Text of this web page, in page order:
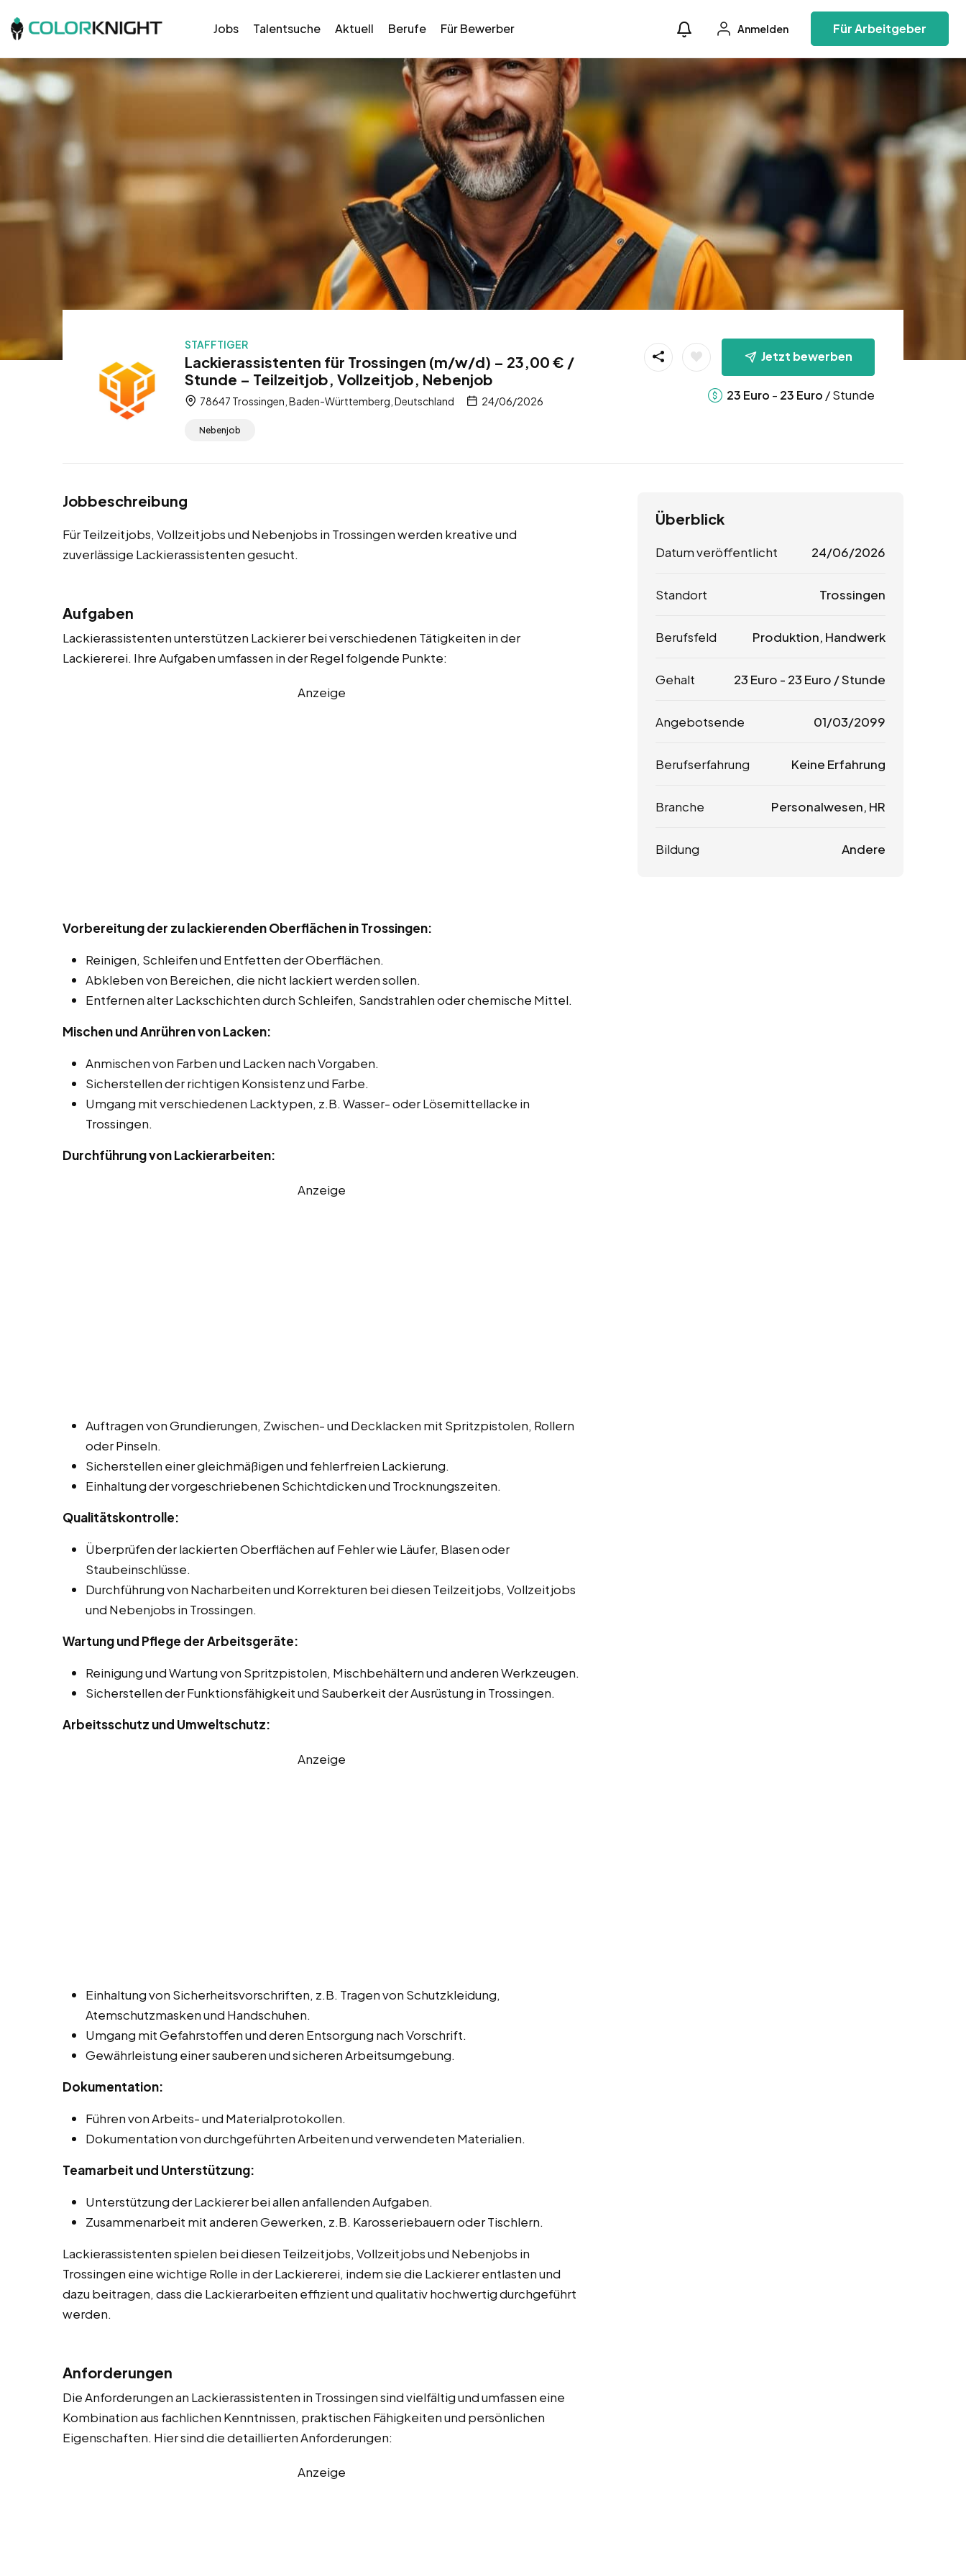
Jobs Talentsuche Aktuell Berufe Für Bewerber Anmelden Für Arbeitgeber
STAFFTIGER
Lackierassistenten für Trossingen (m/w/d) – 23,00 € /
Stunde – Teilzeitjob, Vollzeitjob, Nebenjob
78647 Trossingen, Baden-Württemberg, Deutschland 24/06/2026
Nebenjob
Jetzt bewerben
23 Euro - 23 Euro / Stunde
Jobbeschreibung
Für Teilzeitjobs, Vollzeitjobs und Nebenjobs in Trossingen werden kreative und
zuverlässige Lackierassistenten gesucht.
Aufgaben
Lackierassistenten unterstützen Lackierer bei verschiedenen Tätigkeiten in der
Lackiererei. Ihre Aufgaben umfassen in der Regel folgende Punkte:
Anzeige
Vorbereitung der zu lackierenden Oberflächen in Trossingen:
Reinigen, Schleifen und Entfetten der Oberflächen.
Abkleben von Bereichen, die nicht lackiert werden sollen.
Entfernen alter Lackschichten durch Schleifen, Sandstrahlen oder chemische Mittel.
Mischen und Anrühren von Lacken:
Anmischen von Farben und Lacken nach Vorgaben.
Sicherstellen der richtigen Konsistenz und Farbe.
Umgang mit verschiedenen Lacktypen, z.B. Wasser- oder Lösemittellacke in
Trossingen.
Durchführung von Lackierarbeiten:
Anzeige
Auftragen von Grundierungen, Zwischen- und Decklacken mit Spritzpistolen, Rollern
oder Pinseln.
Sicherstellen einer gleichmäßigen und fehlerfreien Lackierung.
Einhaltung der vorgeschriebenen Schichtdicken und Trocknungszeiten.
Qualitätskontrolle:
Überprüfen der lackierten Oberflächen auf Fehler wie Läufer, Blasen oder
Staubeinschlüsse.
Durchführung von Nacharbeiten und Korrekturen bei diesen Teilzeitjobs, Vollzeitjobs
und Nebenjobs in Trossingen.
Wartung und Pflege der Arbeitsgeräte:
Reinigung und Wartung von Spritzpistolen, Mischbehältern und anderen Werkzeugen.
Sicherstellen der Funktionsfähigkeit und Sauberkeit der Ausrüstung in Trossingen.
Arbeitsschutz und Umweltschutz:
Anzeige
Einhaltung von Sicherheitsvorschriften, z.B. Tragen von Schutzkleidung,
Atemschutzmasken und Handschuhen.
Umgang mit Gefahrstoffen und deren Entsorgung nach Vorschrift.
Gewährleistung einer sauberen und sicheren Arbeitsumgebung.
Dokumentation:
Führen von Arbeits- und Materialprotokollen.
Dokumentation von durchgeführten Arbeiten und verwendeten Materialien.
Teamarbeit und Unterstützung:
Unterstützung der Lackierer bei allen anfallenden Aufgaben.
Zusammenarbeit mit anderen Gewerken, z.B. Karosseriebauern oder Tischlern.
Lackierassistenten spielen bei diesen Teilzeitjobs, Vollzeitjobs und Nebenjobs in
Trossingen eine wichtige Rolle in der Lackiererei, indem sie die Lackierer entlasten und
dazu beitragen, dass die Lackierarbeiten effizient und qualitativ hochwertig durchgeführt
werden.
Anforderungen
Die Anforderungen an Lackierassistenten in Trossingen sind vielfältig und umfassen eine
Kombination aus fachlichen Kenntnissen, praktischen Fähigkeiten und persönlichen
Eigenschaften. Hier sind die detaillierten Anforderungen:
Anzeige
Überblick
Datum veröffentlicht 24/06/2026
Standort Trossingen
Berufsfeld Produktion, Handwerk
Gehalt 23 Euro - 23 Euro / Stunde
Angebotsende 01/03/2099
Berufserfahrung Keine Erfahrung
Branche Personalwesen, HR
Bildung Andere